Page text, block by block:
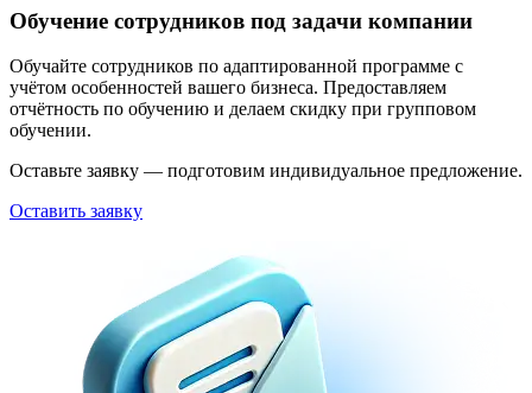
Обучение сотрудников под задачи компании
Обучайте сотрудников по адаптированной программе с
учётом особенностей вашего бизнеса. Предоставляем
отчётность по обучению и делаем скидку при групповом
обучении.
Оставьте заявку — подготовим индивидуальное предложение.
Оставить заявку